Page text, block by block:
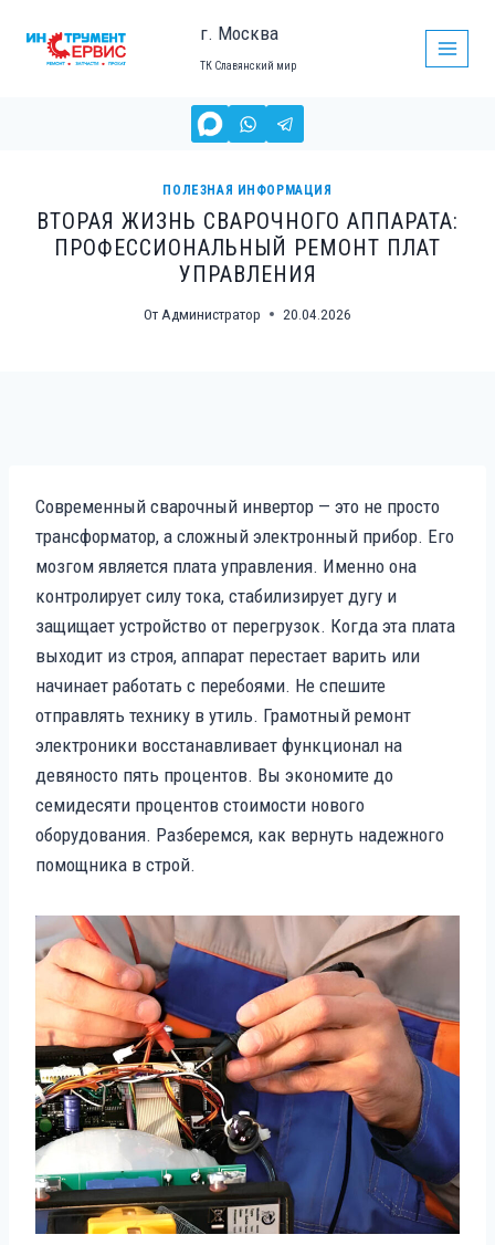
г. Москва
ТК Славянский мир
ПОЛЕЗНАЯ ИНФОРМАЦИЯ
ВТОРАЯ ЖИЗНЬ СВАРОЧНОГО АППАРАТА:
ПРОФЕССИОНАЛЬНЫЙ РЕМОНТ ПЛАТ
УПРАВЛЕНИЯ
От Администратор 20.04.2026
Современный сварочный инвертор — это не просто
трансформатор, а сложный электронный прибор. Его
мозгом является плата управления. Именно она
контролирует силу тока, стабилизирует дугу и
защищает устройство от перегрузок. Когда эта плата
выходит из строя, аппарат перестает варить или
начинает работать с перебоями. Не спешите
отправлять технику в утиль. Грамотный ремонт
электроники восстанавливает функционал на
девяносто пять процентов. Вы экономите до
семидесяти процентов стоимости нового
оборудования. Разберемся, как вернуть надежного
помощника в строй.